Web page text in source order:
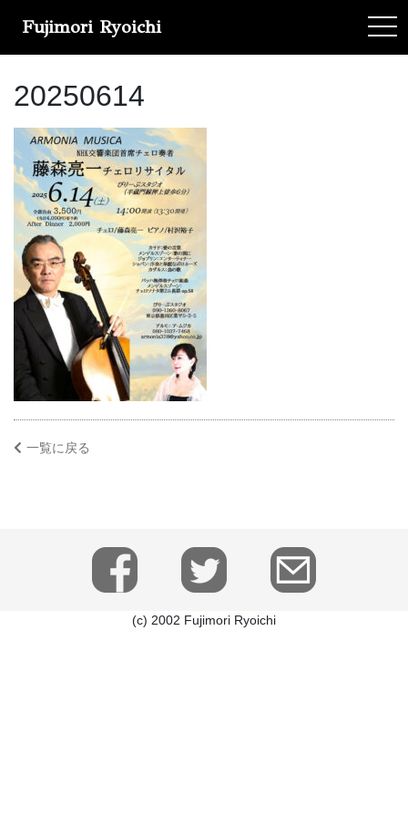
Fujimori Ryoichi
20250614
一覧に戻る
(c) 2002 Fujimori Ryoichi